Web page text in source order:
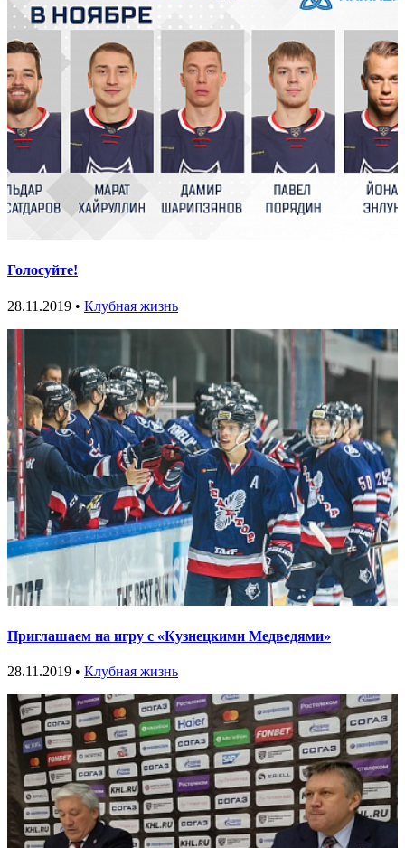
Голосуйте!
28.11.2019 • Клубная жизнь
Приглашаем на игру с «Кузнецкими Медведями»
28.11.2019 • Клубная жизнь